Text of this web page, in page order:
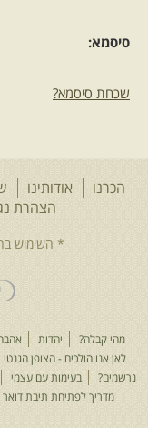
סיסמא:
שכחת סיסמא?
הכרנו אודותינו
הצהרת
מהי קבלה? יהדות
לאן אנו הולכים - הצופן
נרשמים?
בעימות עם עצמי
מדריך לפתיחת תיבת דואר